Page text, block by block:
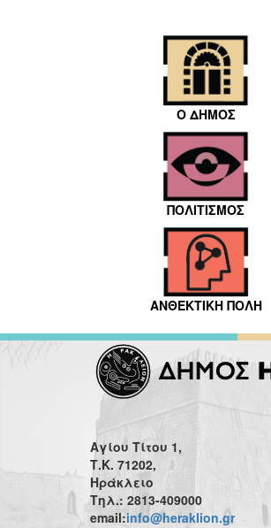
Ο ΔΗΜΟΣ
ΠΟΛΙΤΙΣΜΟΣ
ΑΝΘΕΚΤΙΚΗ ΠΟΛΗ
Αγίου Τίτου 1,
Τ.Κ. 71202,
Ηράκλειο
Τηλ.: 2813-409000
email:info@heraklion.gr